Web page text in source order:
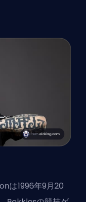
は1996年9月20